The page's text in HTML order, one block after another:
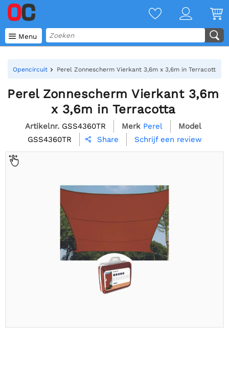
 Menu
Opencircuit Perel Zonnescherm Vierkant 3,6m x 3,6m in Terracotta
Perel Zonnescherm Vierkant 3,6m
x 3,6m in Terracotta
Artikelnr. GSS4360TR Merk Perel
Model
GSS4360TR
 Share Schrijf een review